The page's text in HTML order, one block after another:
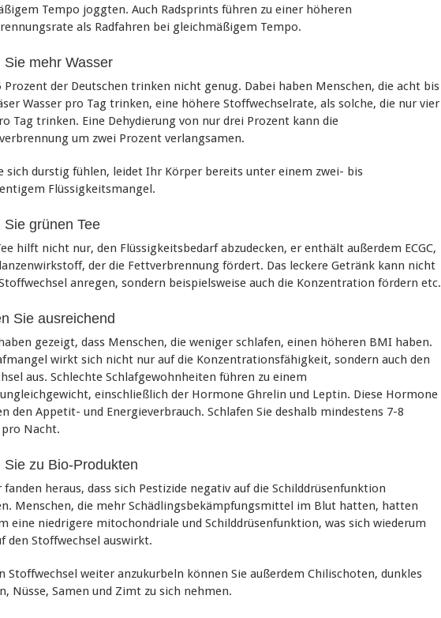
Tempo joggten. Auch Radsprints führen zu einer höheren
als Radfahren bei gleichmäßigem Tempo.
Sie mehr Wasser
Prozent der Deutschen trinken nicht genug. Dabei haben Menschen, die acht bis
Wasser pro Tag trinken, eine höhere Stoffwechselrate, als solche, die nur vier
Tag trinken. Eine Dehydierung von nur drei Prozent kann die
um zwei Prozent verlangsamen.
sich durstig fühlen, leidet Ihr Körper bereits unter einem zwei- bis
Flüssigkeitsmangel.
Sie grünen Tee
hilft nicht nur, den Flüssigkeitsbedarf abzudecken, er enthält außerdem ECGC,
der die Fettverbrennung fördert. Das leckere Getränk kann nicht
anregen, sondern beispielsweise auch die Konzentration fördern etc.
Sie ausreichend
gezeigt, dass Menschen, die weniger schlafen, einen höheren BMI haben.
wirkt sich nicht nur auf die Konzentrationsfähigkeit, sondern auch den
aus. Schlechte Schlafgewohnheiten führen zu einem
einschließlich der Hormone Ghrelin und Leptin. Diese Hormone
den Appetit- und Energieverbrauch. Schlafen Sie deshalb mindestens 7-8
Nacht.
Sie zu Bio-Produkten
fanden heraus, dass sich Pestizide negativ auf die Schilddrüsenfunktion
Menschen, die mehr Schädlingsbekämpfungsmittel im Blut hatten, hatten
eine niedrigere mitochondriale und Schilddrüsenfunktion, was sich wiederum
den Stoffwechsel auswirkt.
Stoffwechsel weiter anzukurbeln können Sie außerdem Chilischoten, dunkles
Nüsse, Samen und Zimt zu sich nehmen.